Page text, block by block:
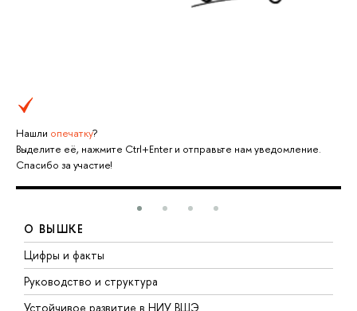
Нашли опечатку?
Выделите её, нажмите Ctrl+Enter и отправьте нам уведомление.
Спасибо за участие!
О ВЫШКЕ
Цифры и факты
Руководство и структура
Устойчивое развитие в НИУ ВШЭ